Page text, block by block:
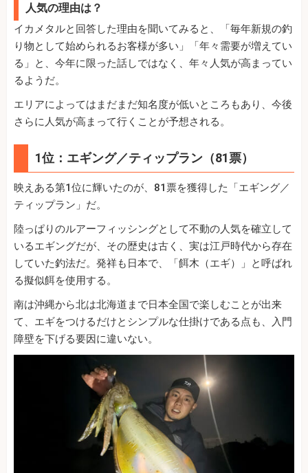
人気の理由は？
イカメタルと回答した理由を聞いてみると、「毎年新規の釣
り物として始められるお客様が多い」「年々需要が増えてい
る」と、今年に限った話しではなく、年々人気が高まってい
るようだ。
エリアによってはまだまだ知名度が低いところもあり、今後
さらに人気が高まって行くことが予想される。
1位：エギング／ティップラン（81票）
映えある第1位に輝いたのが、81票を獲得した「エギング／
ティップラン」だ。
陸っぱりのルアーフィッシングとして不動の人気を確立して
いるエギングだが、その歴史は古く、実は江戸時代から存在
していた釣法だ。発祥も日本で、「餌木（エギ）」と呼ばれ
る擬似餌を使用する。
南は沖縄から北は北海道まで日本全国で楽しむことが出来
て、エギをつけるだけとシンプルな仕掛けである点も、入門
障壁を下げる要因に違いない。